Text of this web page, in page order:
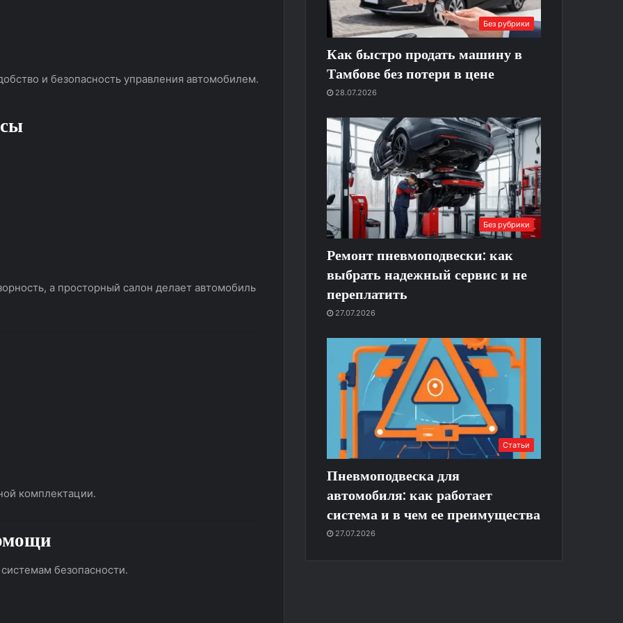
и безопасность управления автомобилем.
а просторный салон делает автомобиль
комплектации.
безопасности.
Без рубрики
Как быстро продать машину в
Тамбове без потери в цене
28.07.2026
Без рубрики
Ремонт пневмоподвески: как
выбрать надежный сервис и не
переплатить
27.07.2026
Статьи
Пневмоподвеска для
автомобиля: как работает
система и в чем ее преимущества
27.07.2026